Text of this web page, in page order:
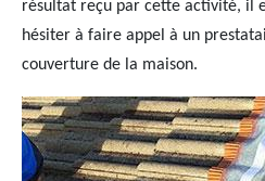
résultat reçu par cette activité, il
hésiter à faire appel à un
couverture de la maison.